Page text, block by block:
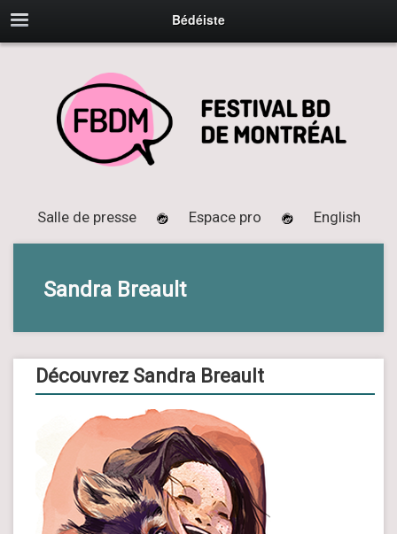
Bédéiste
Salle de presse Espace pro English
Sandra Breault
Découvrez Sandra Breault